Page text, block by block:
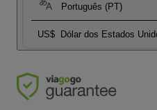
Português (PT)
US$ Dólar dos Estados